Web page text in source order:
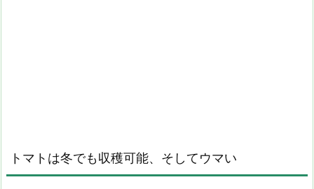
トマトは冬でも収穫可能、そしてウマい